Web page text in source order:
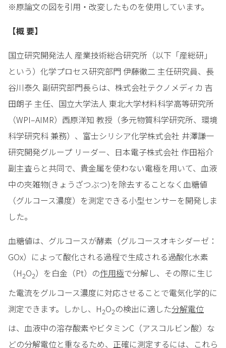
※原論⽂の図を引⽤・改変したものを使⽤しています。
【概 要】
国立研究開発法人 産業技術総合研究所（以下「産総研」
という）化学プロセス研究部門 伊藤徹二 主任研究員、長
谷川泰久 副研究部門長らは、株式会社テクノメディカ 吉
田朗子 主任、国立大学法人 東北大学材料科学高等研究所
（WPI–AIMR）西原洋知 教授（多元物質科学研究所、環境
科学研究科 兼務）、富士シリシア化学株式会社 井澤謙一
研究開発グループ リーダー、日本電子株式会社 作田裕介
副主査らと共同で、貴金属を使わない電極を用いて、血液
中の夾雑物(きょうざつぶつ)を除去することなく血糖値
（グルコース濃度）を測定できる小型センサーを開発しま
した。
血糖値は、グルコースが酵素（グルコースオキシダーゼ：
GOx）によって酸化される過程で生成される過酸化水素
（H2O2）を白金（Pt）の作用極で分解し、その際に生じ
た電流をグルコース濃度に対応させることで電気化学的に
測定できます。しかし、H2O2の検出に適した分解電位
は、血液中の溶存酸素やビタミンC（アスコルビン酸）な
どの分解電位と重なるため、正確に測定するには、これら